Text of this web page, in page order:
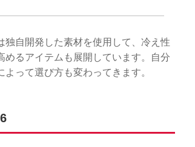
自開発した素材を使用して、冷え性
るアイテムも展開しています。自分
って選び方も変わってきます。